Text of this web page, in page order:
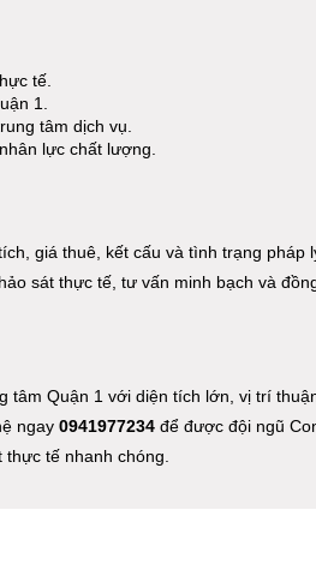
tế.
1.
tâm dịch vụ.
lực chất lượng.
giá thuê, kết cấu và tình trạng pháp
sát thực tế, tư vấn minh bạch và
tâm Quận 1 với diện tích lớn, vị trí
ngay 0941977234 để được đội ngũ
tế nhanh chóng.